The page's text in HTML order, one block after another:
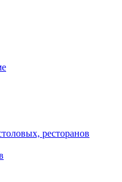
ресторанов